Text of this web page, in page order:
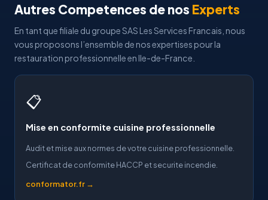
Autres Competences de nos Experts
En tant que filiale du groupe SAS Les Services Francais, nous
vous proposons l’ensemble de nos expertises pour la
restauration professionnelle en Ile-de-France.
📋
Mise en conformite cuisine professionnelle
Audit et mise aux normes de votre cuisine professionnelle.
Certificat de conformite HACCP et securite incendie.
conformator.fr →